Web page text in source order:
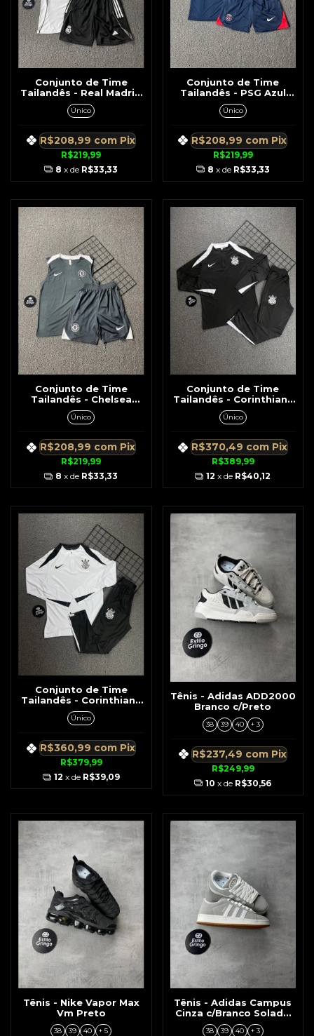
Conjunto de Time
Tailandês - Real Madrid
Branco c/ Preto Detalhe
Cinza Lateral Regata /
Único
R$219,99
R$208,99 com Pix
8 x de R$33,33
Conjunto de Time
Tailandês - PSG Azul
Escuro c/ Vermelho
Regata / Short
Único
R$219,99
R$208,99 com Pix
8 x de R$33,33
Conjunto de Time
Tailandês - Chelsea
Cinza c/ Branco
Único
R$219,99
R$208,99 com Pix
8 x de R$33,33
Conjunto de Time
Tailandês - Corinthians
Preto c/ Branco No
Ombro e Lateral
Único
R$389,99
R$370,49 com Pix
12 x de R$40,12
Conjunto de Time
Tailandês - Corinthians
Branco c/ Detalhe Preto
No Ombro e Lateral
Único
R$379,99
R$360,99 com Pix
12 x de R$39,09
Tênis - Adidas ADD2000
Branco c/Preto
38 39 40 + 3
R$249,99
R$237,49 com Pix
10 x de R$30,56
Tênis - Nike Vapor Max
Vm Preto
38 39 40 + 5
Tênis - Adidas Campus
Cinza c/Branco Solado
Marrom
38 39 40 + 3